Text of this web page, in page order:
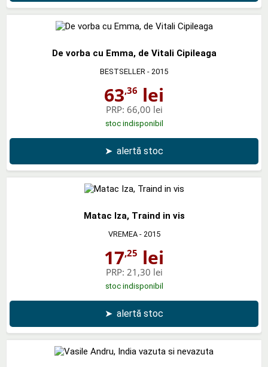
De vorba cu Emma, de Vitali Cipileaga
BESTSELLER - 2015
63,36 lei
PRP: 66,00 lei
stoc indisponibil
➤ alertă stoc
Matac Iza, Traind in vis
VREMEA- 2015
17,25 lei
PRP: 21,30 lei
stoc indisponibil
➤ alertă stoc